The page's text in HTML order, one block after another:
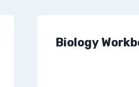
Biology